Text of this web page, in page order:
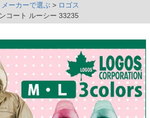
メーカーで選ぶ
ロゴス
コート ルーシー 33235